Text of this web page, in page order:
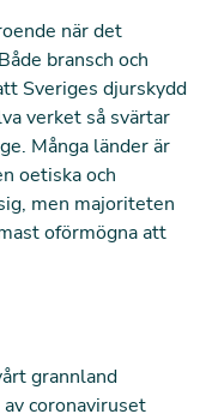
när det
bransch och
Sveriges djurskydd
verket så svärtar
Många länder är
oetiska och
men majoriteten
oförmögna att
grannland
coronaviruset